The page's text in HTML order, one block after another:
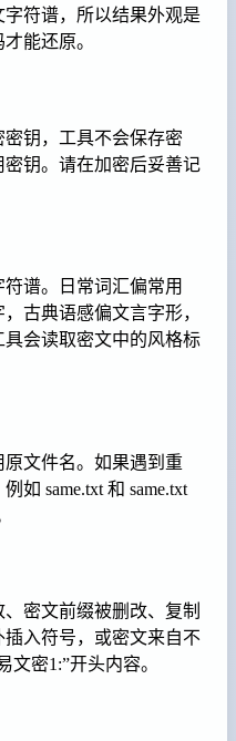
符谱，所以结果外观是
能还原。
钥，工具不会保存密
钥。请在加密后妥善记
谱。日常词汇偏常用
古典语感偏文言字形，
会读取密文中的风格标
文件名。如果遇到重
如 same.txt 和 same.txt
密文前缀被删改、复制
入符号，或密文来自不
密1:”开头内容。